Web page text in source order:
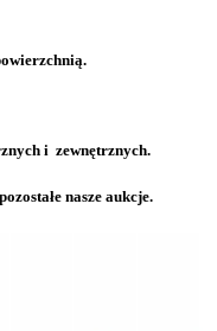
i zewnętrznych.
nasze aukcje.